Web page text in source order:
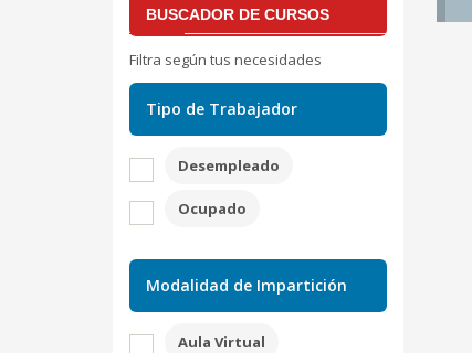
BUSCADOR DE CURSOS
Filtra según tus necesidades
Tipo de Trabajador
Desempleado
Ocupado
Modalidad de Impartición
Aula Virtual